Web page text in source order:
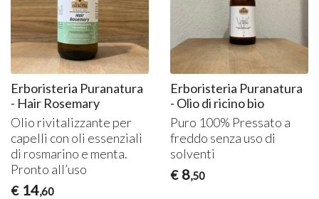
Erboristeria Puranatura
- Hair Rosemary
Olio rivitalizzante per
capelli con oli essenziali
di rosmarino e menta.
Pronto all’uso
€ 14,60
Erboristeria Puranatura
- Olio di ricino bio
Puro 100% Pressato a
freddo senza uso di
solventi
€ 8,50